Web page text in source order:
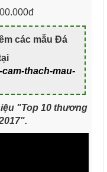
các mẫu Đá
thach-mau-
"Top 10 thương